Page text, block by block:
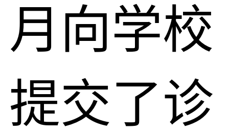
月向学校
提交了诊